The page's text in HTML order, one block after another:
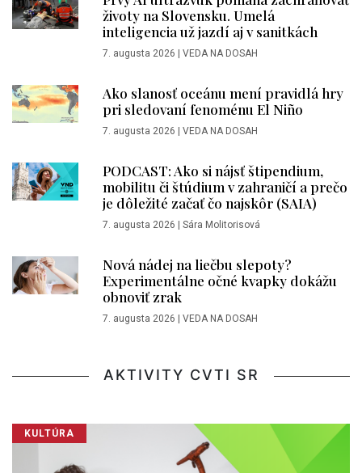
životy na Slovensku. Umelá
inteligencia už jazdí aj v sanitkách
7. augusta 2026 VEDA NA DOSAH
Ako slanosť oceánu mení pravidlá hry
pri sledovaní fenoménu El Niño
7. augusta 2026 VEDA NA DOSAH
PODCAST: Ako si nájsť štipendium,
mobilitu či štúdium v zahraničí a prečo
je dôležité začať čo najskôr (SAIA)
7. augusta 2026 Sára Molitorisová
Nová nádej na liečbu slepoty?
Experimentálne očné kvapky dokážu
obnoviť zrak
7. augusta 2026 VEDA NA DOSAH
AKTIVITY CVTI SR
KULTÚRA